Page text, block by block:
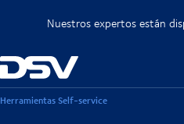
Nuestros expertos están
Herramientas Self-service